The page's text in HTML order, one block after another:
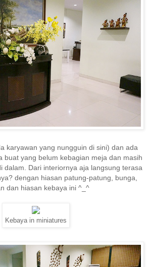
karyawan yang nungguin di sini) dan ada
buat yang belum kebagian meja dan masih
dalam. Dari interiornya aja langsung terasa
dengan hiasan patung-patung, bunga,
dan hiasan kebaya ini ^_^
Kebaya in miniatures